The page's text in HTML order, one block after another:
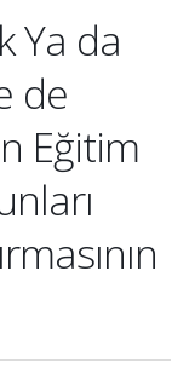
Ya da
de
Eğitim